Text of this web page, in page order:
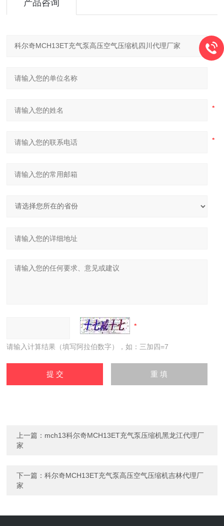
产品咨询
请输入计算结果（填写阿拉伯数字），如：三加四=7
上一篇： mch13科尔奇MCH13ET充气泵压缩机黑龙江代理厂
家
下一篇：科尔奇MCH13ET充气泵高压空气压缩机吉林代理厂
家